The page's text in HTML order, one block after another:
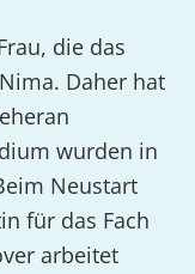
die das
Daher hat
wurden in
Neustart
für das Fach
arbeitet